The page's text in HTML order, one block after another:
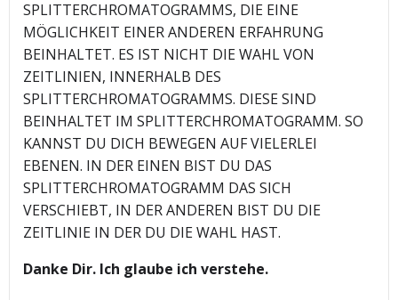
SPLITTERCHROMATOGRAMMS, DIE EINE
MÖGLICHKEIT EINER ANDEREN ERFAHRUNG
BEINHALTET. ES IST NICHT DIE WAHL VON
ZEITLINIEN, INNERHALB DES
SPLITTERCHROMATOGRAMMS. DIESE SIND
BEINHALTET IM SPLITTERCHROMATOGRAMM. SO
KANNST DU DICH BEWEGEN AUF VIELERLEI
EBENEN. IN DER EINEN BIST DU DAS
SPLITTERCHROMATOGRAMM DAS SICH
VERSCHIEBT, IN DER ANDEREN BIST DU DIE
ZEITLINIE IN DER DU DIE WAHL HAST.
Danke Dir. Ich glaube ich verstehe.